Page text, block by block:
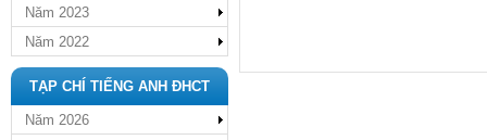
Năm 2023
Năm 2022
TẠP CHÍ TIẾNG ANH ĐHCT
Năm 2026